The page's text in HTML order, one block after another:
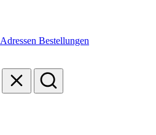
Adressen Bestellungen